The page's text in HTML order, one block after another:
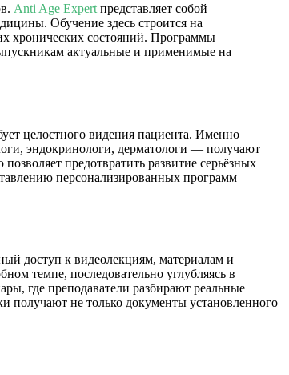
Anti Age Expert представляет собой
Обучение здесь строится на
хронических состояний. Программы
актуальные и применимые на
целостного видения пациента. Именно
эндокринологи, дерматологи — получают
предотвратить развитие серьёзных
персонализированных программ
доступ к видеолекциям, материалам и
темпе, последовательно углубляясь в
где преподаватели разбирают реальные
получают не только документы установленного